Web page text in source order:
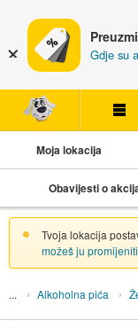
Gdje su
Moja lokacija
Obavijesti o
Tvoja lokacija
možeš ju promijeniti
Alkoholna pića